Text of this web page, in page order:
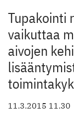
Tupakointi
vaikuttaa
aivojen
11.3.2015 11.30